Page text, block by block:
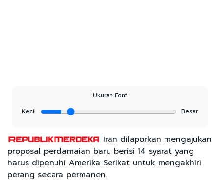
Ukuran Font
Kecil
Besar
Iran dilaporkan mengajukan
proposal perdamaian baru berisi 14 syarat yang
harus dipenuhi Amerika Serikat untuk mengakhiri
perang secara permanen.